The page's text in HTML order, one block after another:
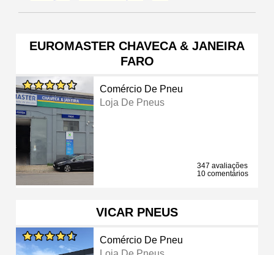
EUROMASTER CHAVECA & JANEIRA
FARO
Comércio De Pneu
Loja De Pneus
347 avaliações
10 comentários
VICAR PNEUS
Comércio De Pneu